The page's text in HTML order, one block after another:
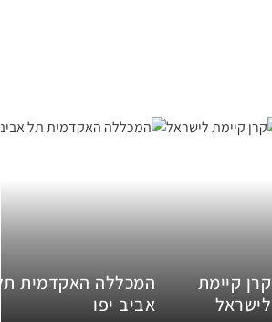
קרן קיימת
לישראל
המכללה האקדמית תל
אביב יפו